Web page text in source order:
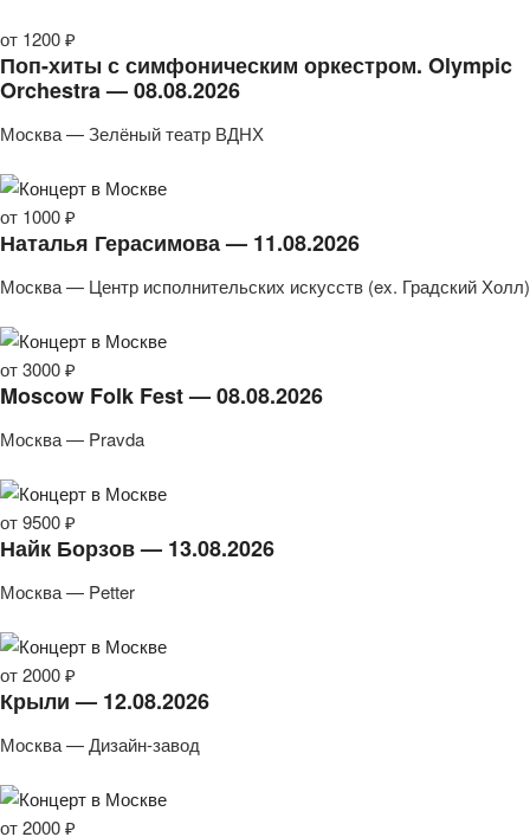
от 1200 ₽
Поп-хиты с симфоническим оркестром. Olympic
Orchestra — 08.08.2026
Москва — Зелёный театр ВДНХ
от 1000 ₽
Наталья Герасимова — 11.08.2026
Москва — Центр исполнительских искусств (ex. Градский Холл)
от 3000 ₽
Moscow Folk Fest — 08.08.2026
Москва — Pravda
от 9500 ₽
Найк Борзов — 13.08.2026
Москва — Petter
от 2000 ₽
Крыли — 12.08.2026
Москва — Дизайн-завод
от 2000 ₽